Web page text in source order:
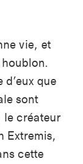
vie, et
d’eux que
sont
le créateur
Extremis,
cette